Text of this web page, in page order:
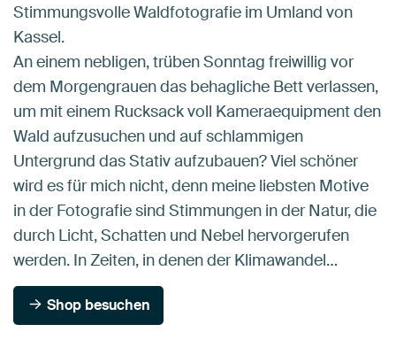
Stimmungsvolle Waldfotografie im Umland von
Kassel.
An einem nebligen, trüben Sonntag freiwillig vor
dem Morgengrauen das behagliche Bett verlassen,
um mit einem Rucksack voll Kameraequipment den
Wald aufzusuchen und auf schlammigen
Untergrund das Stativ aufzubauen? Viel schöner
wird es für mich nicht, denn meine liebsten Motive
in der Fotografie sind Stimmungen in der Natur, die
durch Licht, Schatten und Nebel hervorgerufen
werden. In Zeiten, in denen der Klimawandel…
Shop besuchen